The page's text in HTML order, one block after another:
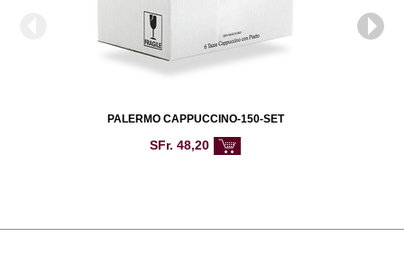
PALERMO CAPPUCCINO-150-SET
SFr. 48,20